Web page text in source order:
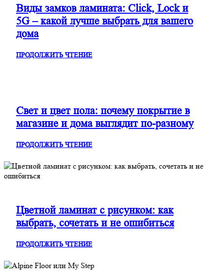
Виды замков ламината: Click, Lock и
5G – какой лучше выбрать для вашего
дома
ПРОДОЛЖИТЬ ЧТЕНИЕ
Свет и цвет пола: почему покрытие в
магазине и дома выглядит по-разному
ПРОДОЛЖИТЬ ЧТЕНИЕ
Цветной ламинат с рисунком: как
выбрать, сочетать и не ошибиться
ПРОДОЛЖИТЬ ЧТЕНИЕ